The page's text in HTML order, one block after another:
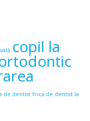
copil la
de dentist frica de dentist la